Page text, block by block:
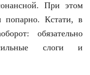
При этом
Кстати, в
обязательно
слоги и